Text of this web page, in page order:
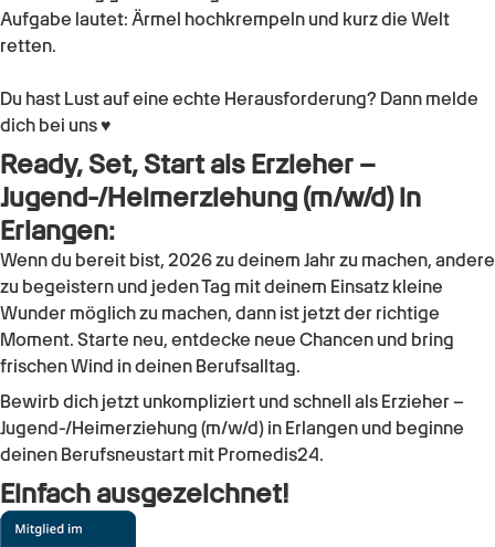
Aufgabe lautet: Ärmel hochkrempeln und kurz die Welt
retten.
Du hast Lust auf eine echte Herausforderung? Dann melde
dich bei uns ♥
Ready, Set, Start als Erzieher –
Jugend-/Heimerziehung (m/w/d)in
Erlangen:
Wenn du bereit bist, 2026 zu deinem Jahr zu machen, andere
zu begeistern und jeden Tag mit deinem Einsatz kleine
Wunder möglich zu machen, dann ist jetzt der richtige
Moment. Starte neu, entdecke neue Chancen und bring
frischen Wind in deinen Berufsalltag.
Bewirb dich jetzt unkompliziert und schnell als Erzieher –
Jugend-/Heimerziehung (m/w/d) in Erlangen und beginne
deinen Berufsneustart mit Promedis24.
Einfach ausgezeichnet!